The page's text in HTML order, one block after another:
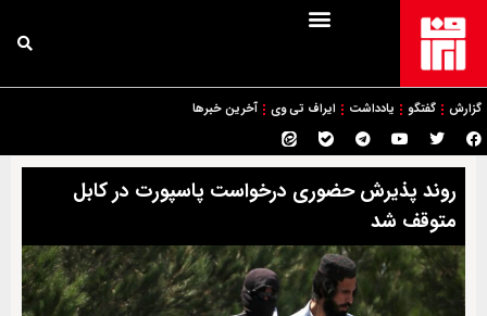
گزارش گفتگو یادداشت ایراف تی وی آخرین خبرها
روند پذیرش حضوری درخواست پاسپورت در کابل
متوقف شد